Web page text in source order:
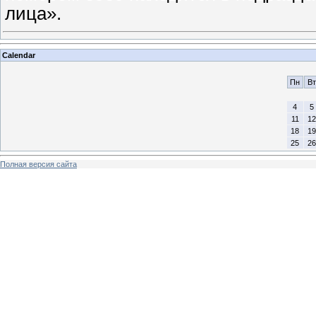
лица».
Calendar
Пн Вт
4
5
11
12
18
19
25
26
Полная версия сайта